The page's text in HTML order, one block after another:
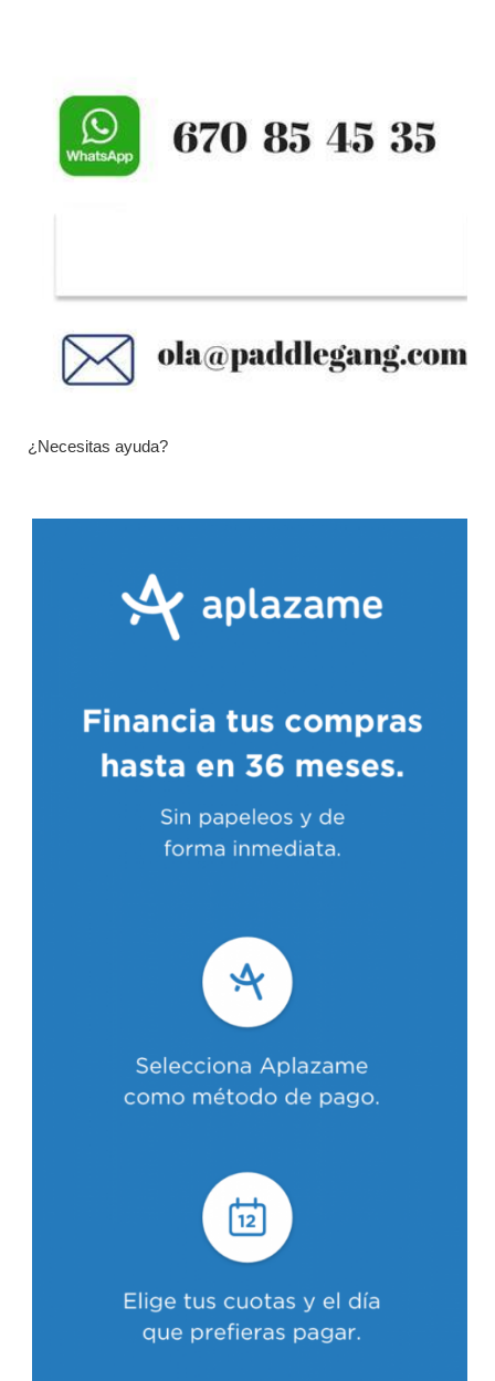
¿Necesitas ayuda?